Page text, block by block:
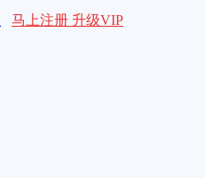
马上注册 升级VIP